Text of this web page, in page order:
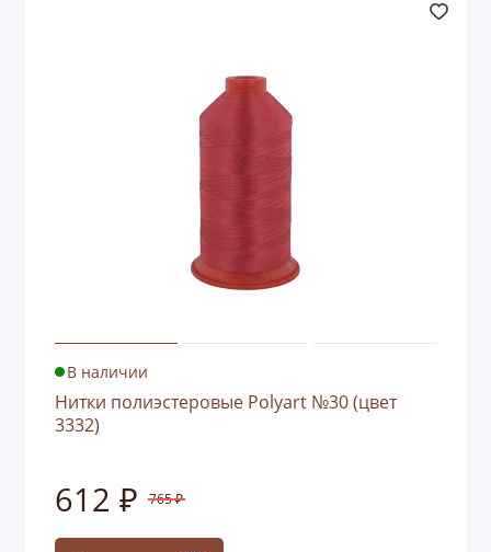
В наличии
Нитки полиэстеровые Polyart №30 (цвет
3332)
612 ₽ 765 ₽